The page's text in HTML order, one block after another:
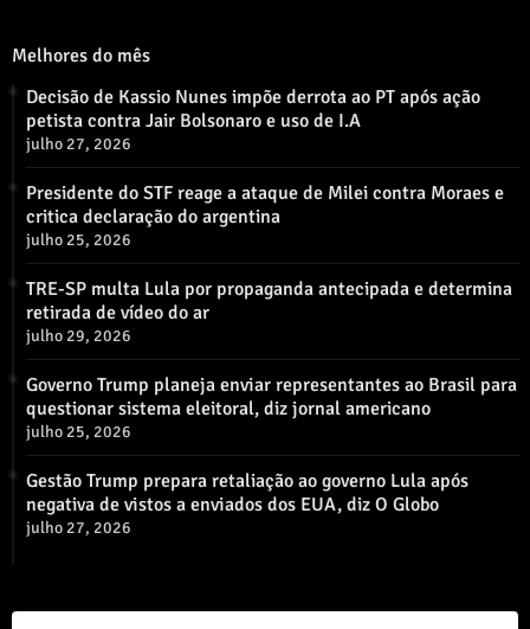
Melhores do mês
Decisão de Kassio Nunes impõe derrota ao PT após ação
petista contra Jair Bolsonaro e uso de I.A
julho 27, 2026
Presidente do STF reage a ataque de Milei contra Moraes e
critica declaração do argentina
julho 25, 2026
TRE-SP multa Lula por propaganda antecipada e determina
retirada de vídeo do ar
julho 29, 2026
Governo Trump planeja enviar representantes ao Brasil para
questionar sistema eleitoral, diz jornal americano
julho 25, 2026
Gestão Trump prepara retaliação ao governo Lula após
negativa de vistos a enviados dos EUA, diz O Globo
julho 27, 2026